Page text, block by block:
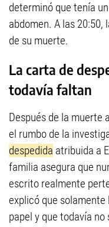
determinó que tenía
abdomen. A las
de su muerte.
La carta de
todavía faltan
Después de la muerte
el rumbo de la
despedida atribuida a
familia asegura que
escrito realmente
explicó que
papel y que todavía